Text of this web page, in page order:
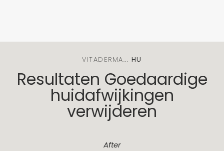
VITADERMA... H UID
Resultaten Goedaardige
huidafwijkingen
verwijderen
After